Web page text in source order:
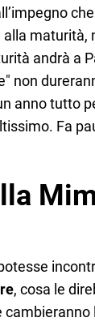
maturità,
andrà a
non
anno tutto
Fa
, cosa le
cambieranno